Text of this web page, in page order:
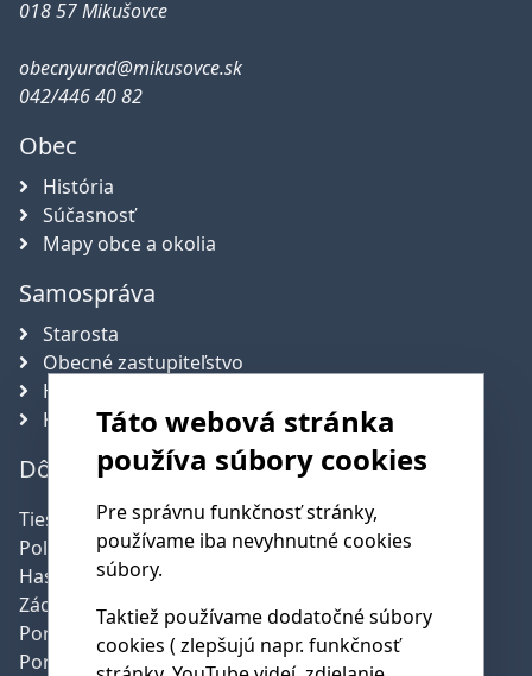
018 57 Mikušovce
obecnyurad@mikusovce.sk
042/446 40 82
Obec
História
Súčasnosť
Mapy obce a okolia
Samospráva
Starosta
Obecné zastupiteľstvo
Hlavný kontrolór obce
Komisie
Dôležité telefónne čísla
Tiesňová linka:112
Polícia:
158
Hasičská služba:
Záchranná služba:
155
Poruchy SSE: 0800 159 000
Poruchy SPP: 0850 111 727
Táto webová stránka
používa súbory cookies
Pre správnu funkčnosť stránky,
používame iba nevyhnutné cookies
súbory.
Taktiež používame dodatočné súbory
cookies ( zlepšujú napr. funkčnosť